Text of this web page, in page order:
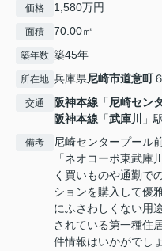
価格 1,580万円
面積 70.00㎡
築年数 築45年
所在地 兵庫県尼崎市道意町
交通 阪神本線 「尼崎セン
阪神本線 「武庫川 」
備考
尼崎センタープール
「ネオコーポ東武庫
く買いものや通勤で
ションを購入して優
にふさわしくない用
されている第一種住
件情報はいかがでし